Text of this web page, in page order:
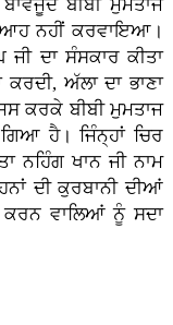
ਬੀਬੀ ਮੁਮਤਾਜ
ਨਹੀਂ ਕਰਵਾਇਆ।
ਦਾ ਸੰਸਕਾਰ ਕੀਤਾ
ਅੱਲਾ ਦਾ ਭਾਣਾ
ਕਰਕੇ ਬੀਬੀ ਮੁਮਤਾਜ
ਹੈ। ਜਿੰਨ੍ਹਾਂ ਚਿਰ
ਨਹਿੰਗ ਖਾਨ ਜੀ ਨਾਮ
ਦੀ ਕੁਰਬਾਨੀ ਦੀਆਂ
ਵਾਲਿਆਂ ਨੂੰ ਸਦਾ